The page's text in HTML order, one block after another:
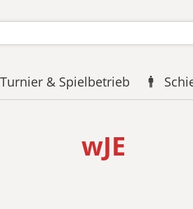
Turnier & Spielbetrieb
wJE